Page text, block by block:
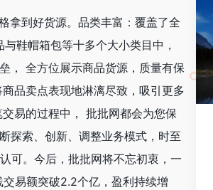
拿到好货源。品类丰富：覆盖了全
鞋帽箱包等十多个大小类目中，
， 全方位展示商品货源，质量有保
品卖点表现地淋漓尽致，吸引更多
易的过程中， 批批网都会为您保
探索、创新、调整业务模式，时至
可。今后，批批网将不忘初衷，一
易额突破2.2个亿，盈利持续增